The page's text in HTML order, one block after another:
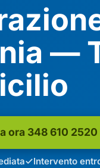
—
ora 348 610 2520
Intervento